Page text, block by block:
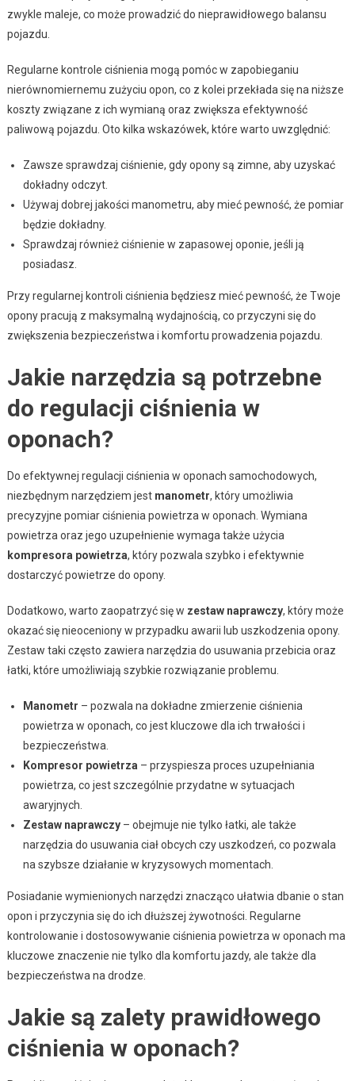
zwykle maleje, co może prowadzić do nieprawidłowego balansu
pojazdu.
Regularne kontrole ciśnienia mogą pomóc w zapobieganiu
nierównomiernemu zużyciu opon, co z kolei przekłada się na niższe
koszty związane z ich wymianą oraz zwiększa efektywność
paliwową pojazdu. Oto kilka wskazówek, które warto uwzględnić:
Zawsze sprawdzaj ciśnienie, gdy opony są zimne, aby uzyskać
dokładny odczyt.
Używaj dobrej jakości manometru, aby mieć pewność, że pomiar
będzie dokładny.
Sprawdzaj również ciśnienie w zapasowej oponie, jeśli ją
posiadasz.
Przy regularnej kontroli ciśnienia będziesz mieć pewność, że Twoje
opony pracują z maksymalną wydajnością, co przyczyni się do
zwiększenia bezpieczeństwa i komfortu prowadzenia pojazdu.
Jakie narzędzia są potrzebne
do regulacji ciśnienia w
oponach?
Do efektywnej regulacji ciśnienia w oponach samochodowych,
niezbędnym narzędziem jest manometr, który umożliwia
precyzyjne pomiar ciśnienia powietrza w oponach. Wymiana
powietrza oraz jego uzupełnienie wymaga także użycia
kompresora powietrza, który pozwala szybko i efektywnie
dostarczyć powietrze do opony.
Dodatkowo, warto zaopatrzyć się w zestaw naprawczy, który może
okazać się nieoceniony w przypadku awarii lub uszkodzenia opony.
Zestaw taki często zawiera narzędzia do usuwania przebicia oraz
łatki, które umożliwiają szybkie rozwiązanie problemu.
Manometr – pozwala na dokładne zmierzenie ciśnienia
powietrza w oponach, co jest kluczowe dla ich trwałości i
bezpieczeństwa.
Kompresor powietrza – przyspiesza proces uzupełniania
powietrza, co jest szczególnie przydatne w sytuacjach
awaryjnych.
Zestaw naprawczy– obejmuje nie tylko łatki, ale także
narzędzia do usuwania ciał obcych czy uszkodzeń, co pozwala
na szybsze działanie w kryzysowych momentach.
Posiadanie wymienionych narzędzi znacząco ułatwia dbanie o stan
opon i przyczynia się do ich dłuższej żywotności. Regularne
kontrolowanie i dostosowywanie ciśnienia powietrza w oponach ma
kluczowe znaczenie nie tylko dla komfortu jazdy, ale także dla
bezpieczeństwa na drodze.
Jakie są zalety prawidłowego
ciśnienia w oponach?